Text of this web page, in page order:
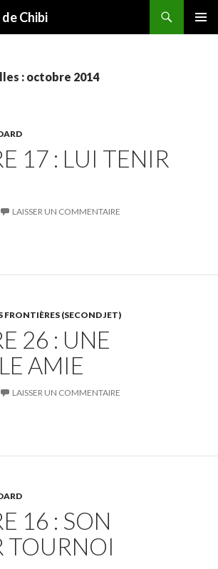
Chibi
: octobre 2014
17 : LUI TENIR
LAISSER UN COMMENTAIRE
FRONTIÈRES (SECOND JET)
26 : UNE
AMIE
LAISSER UN COMMENTAIRE
16 : SON
TOURNOI